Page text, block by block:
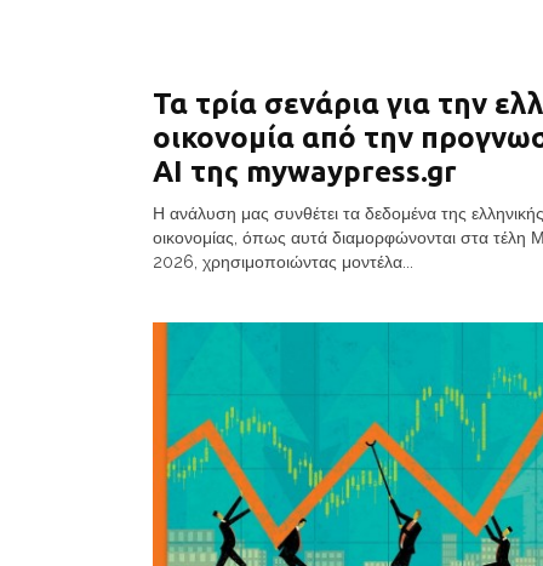
Τα τρία σενάρια για την
οικονομία από την
AI της mywaypress.gr
Η ανάλυση μας συνθέτει τα δεδομένα της ελληνικής
οικονομίας, όπως αυτά διαμορφώνονται στα τέλη
2026, χρησιμοποιώντας μοντέλα...